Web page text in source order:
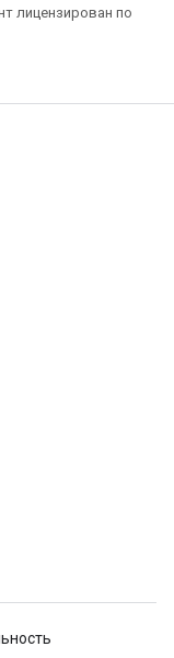
лицензирован по